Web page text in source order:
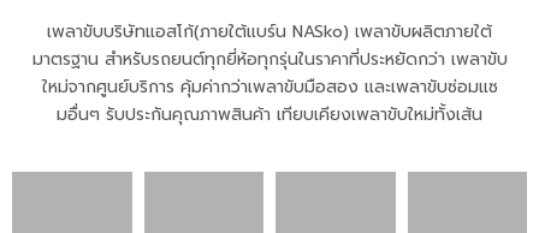
เพลาขับบริษัทแอสโก้(ภายใต้แบร์น NASko) เพลาขับผลิตภายใต้
มาตรฐาน สำหรับรถยนต์ทุกยี่ห้อทุกรุ่นในราคาที่ประหยัดกว่า เพลาขับ
ใหม่จากศูนย์บริการ คุ้มค่ากว่าเพลาขับมือสอง และเพลาขับซ่อมแซ
มอื่นๆ รับประกันคุณภาพสินค้า เทียบเคียงเพลาขับใหม่ทั้งเส้น